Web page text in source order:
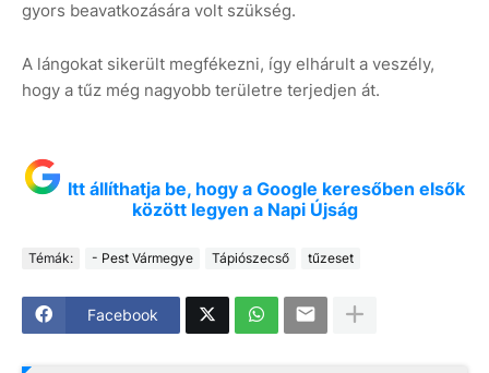
gyors beavatkozására volt szükség.
A lángokat sikerült megfékezni, így elhárult a veszély,
hogy a tűz még nagyobb területre terjedjen át.
Itt állíthatja be, hogy a Google keresőben elsők
között legyen a Napi Újság
Témák: - Pest Vármegye Tápiószecső tűzeset
Facebook